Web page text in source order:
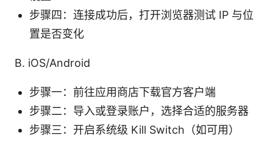
步骤四：连接成功后，打开浏览器测试 IP 与位
置是否变化
B. iOS/Android
步骤一：前往应用商店下载官方客户端
步骤二：导入或登录账户，选择合适的服务器
步骤三：开启系统级 Kill Switch（如可用）